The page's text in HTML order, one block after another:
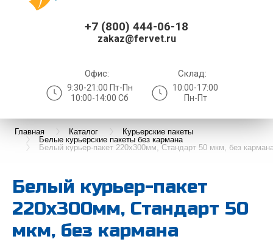
+7 (800) 444-06-18
zakaz@fervet.ru
Офис:
9:30-21:00 Пт-Пн
10:00-14:00 Сб
Склад:
10:00-17:00
Пн-Пт
Главная Каталог
Курьерские пакеты
Белые курьерские пакеты без кармана
Белый курьер-пакет 220х300мм, Стандарт 50 мкм, без
Белый курьер-пакет
220х300мм, Стандарт 50
мкм, без кармана